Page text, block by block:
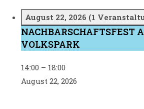
24
August 22, 2026 (1
NACHBARSCHAFTSFEST
AM
NACHBARSCHAFTSFEST
VOLKSPARK
14:00 – 18:00
August 22, 2026